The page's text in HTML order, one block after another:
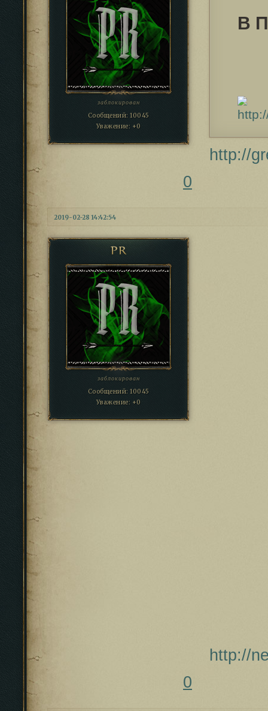
заблокирован
Сообщений: 10045
Уважение: +0
В
http://
0
2019-02-28 14:42:54
PR
заблокирован
Сообщений: 10045
Уважение: +0
http://
0